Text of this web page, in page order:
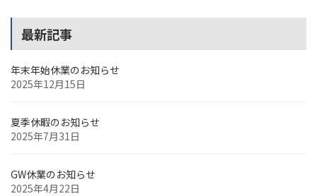
ジ
送
り
最新記事
年末年始休業のお知らせ
2025年12月15日
夏季休暇のお知らせ
2025年7月31日
GW休業のお知らせ
2025年4月22日